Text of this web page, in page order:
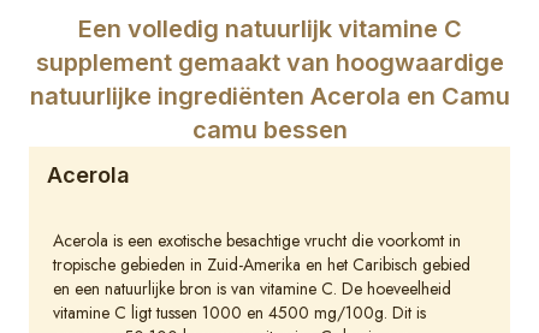
Een volledig natuurlijk vitamine C
supplement gemaakt van hoogwaardige
natuurlijke ingrediënten Acerola en Camu
camu bessen
Acerola
Acerola is een exotische besachtige vrucht die voorkomt in
tropische gebieden in Zuid-Amerika en het Caribisch gebied
en een natuurlijke bron is van vitamine C. De hoeveelheid
vitamine C ligt tussen 1000 en 4500 mg/100g. Dit is